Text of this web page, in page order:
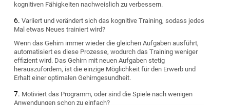
kognitiven Fähigkeiten nachweislich zu verbessern.
Variiert und verändert sich das kognitive Training, sodass jedes
Mal etwas Neues trainiert wird?
Wenn das Gehirn immer wieder die gleichen Aufgaben ausführt,
automatisiert es diese Prozesse, wodurch das Training weniger
effizient wird. Das Gehirn mit neuen Aufgaben stetig
herauszufordern, ist die einzige Möglichkeit für den Erwerb und
Erhalt einer optimalen Gehirngesundheit.
Motiviert das Programm, oder sind die Spiele nach wenigen
Anwendungen schon zu einfach?